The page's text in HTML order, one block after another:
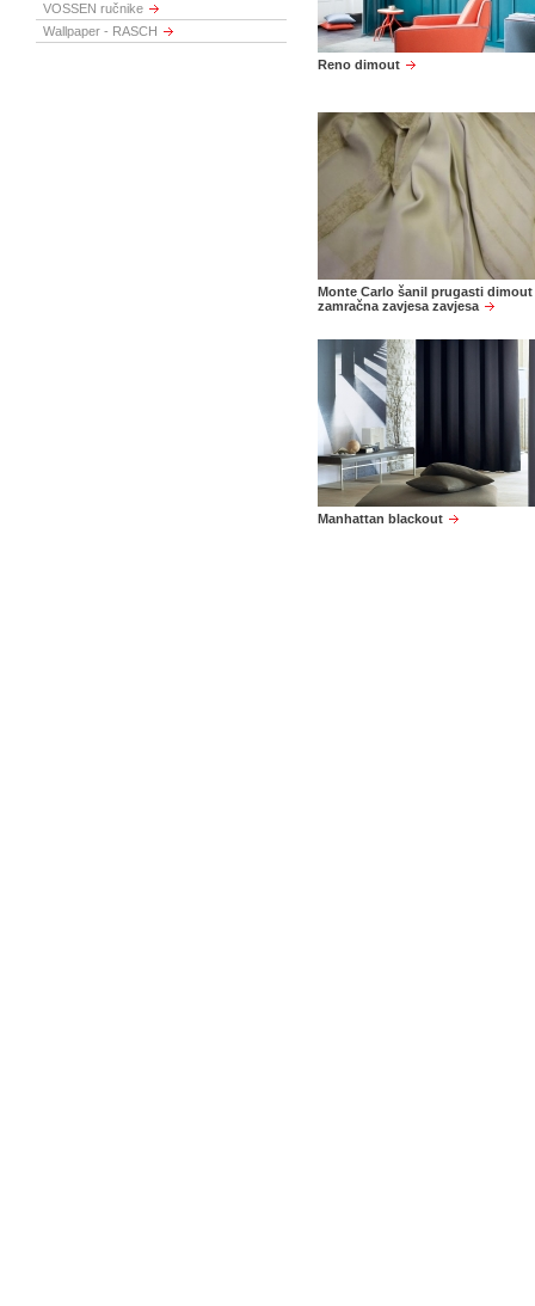
VOSSEN ručnike
Wallpaper - RASCH
Reno dimout
Monte Carlo šanil prugasti dimout
zamračna zavjesa zavjesa
Manhattan blackout